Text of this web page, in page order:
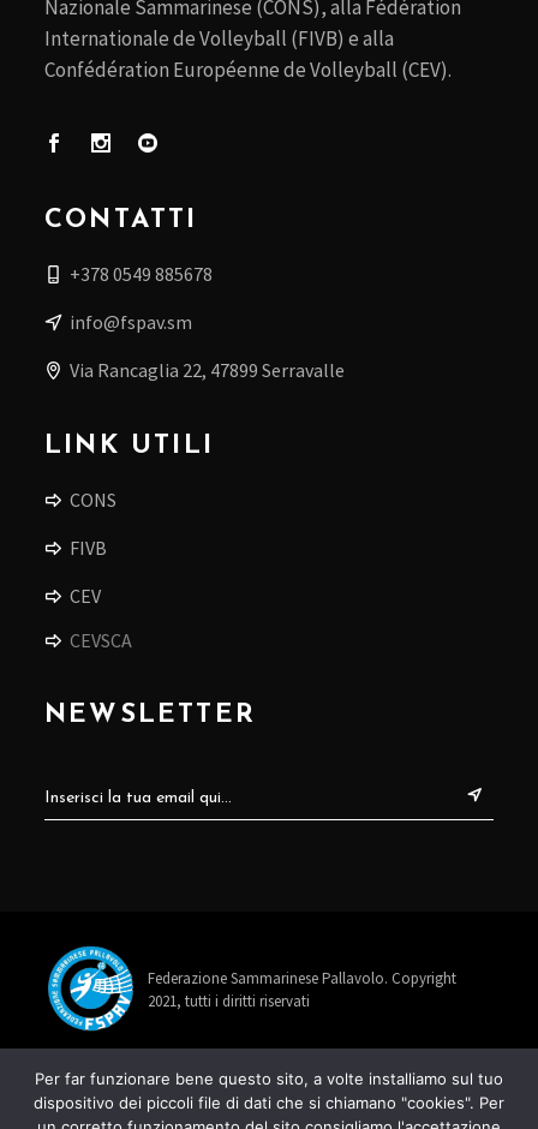
Nazionale Sammarinese (CONS), alla Fédération
Internationale de Volleyball (FIVB) e alla
Confédération Européenne de Volleyball (CEV).
CONTATTI
+378 0549 885678
info@fspav.sm
Via Rancaglia 22, 47899 Serravalle
LINK UTILI
CONS
FIVB
CEV
CEVSCA
NEWSLETTER
Federazione Sammarinese Pallavolo. Copyright
2021, tutti i diritti riservati
+378 0549 885678
Per far funzionare bene questo sito, a volte installiamo sul tuo
dispositivo dei piccoli file di dati che si chiamano "cookies". Per